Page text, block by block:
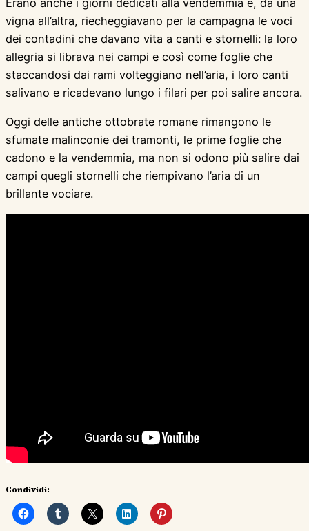
vigna all’altra, riecheggiavano per la campagna le voci
dei contadini che davano vita a canti e stornelli: la loro
allegria si librava nei campi e così come foglie che
staccandosi dai rami volteggiano nell’aria, i loro canti
salivano e ricadevano lungo i filari per poi salire ancora.
Oggi delle antiche ottobrate romane rimangono le
sfumate malinconie dei tramonti, le prime foglie che
cadono e la vendemmia, ma non si odono più salire dai
campi quegli stornelli che riempivano l’aria di un
brillante vociare.
Condividi: